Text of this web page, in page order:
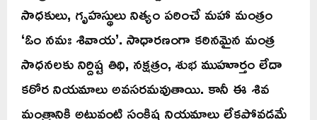
సాధకులు, గృహస్థులు నిత్యం పఠించే మహా మంత్రం
‘ఓం నమః శివాయ’. సాధారణంగా కఠినమైన మంత్ర
సాధనలకు నిర్దిష్ట తిథి, నక్షత్రం, శుభ ముహూర్తం లేదా
కఠోర నియమాలు అవసరమవుతాయి. కానీ ఈ శివ
మంత్రానికి అటువంటి సంక్లిష్ట నియమాలు లేకపోవడమే